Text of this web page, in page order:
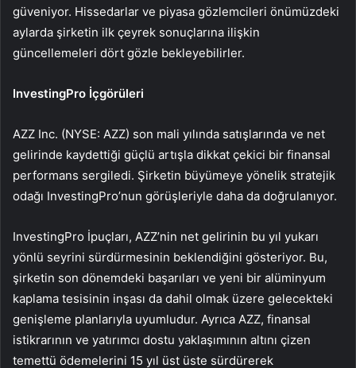
güveniyor. Hissedarlar ve piyasa gözlemcileri önümüzdeki
aylarda şirketin ilk çeyrek sonuçlarına ilişkin
güncellemeleri dört gözle bekleyebilirler.
InvestingPro İçgörüleri
AZZ Inc. (NYSE: AZZ) son mali yılında satışlarında ve net
gelirinde kaydettiği güçlü artışla dikkat çekici bir finansal
performans sergiledi. Şirketin büyümeye yönelik stratejik
odağı InvestingPro’nun görüşleriyle daha da doğrulanıyor.
InvestingPro İpuçları, AZZ’nin net gelirinin bu yıl yukarı
yönlü seyrini sürdürmesinin beklendiğini gösteriyor. Bu,
şirketin son dönemdeki başarıları ve yeni bir alüminyum
kaplama tesisinin inşası da dahil olmak üzere gelecekteki
genişleme planlarıyla uyumludur. Ayrıca AZZ, finansal
istikrarının ve yatırımcı dostu yaklaşımının altını çizen
temettü ödemelerini 15 yıl üst üste sürdürerek